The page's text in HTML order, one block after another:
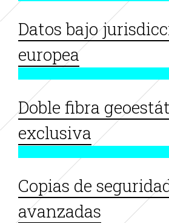
Datos bajo
europea
Doble fibra
exclusiva
Copias de
avanzadas